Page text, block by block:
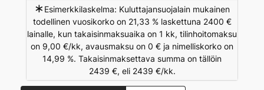
∗ Esimerkkilaskelma: Kuluttajansuojalain mukainen
todellinen vuosikorko on 21,33 % laskettuna 2400 €
lainalle, kun takaisinmaksuaika on 1 kk, tilinhoitomaksu
on 9,00 €/kk, avausmaksu on 0 € ja nimelliskorko on
14,99 %. Takaisinmaksettava summa on tällöin
2439 €, eli 2439 €/kk.